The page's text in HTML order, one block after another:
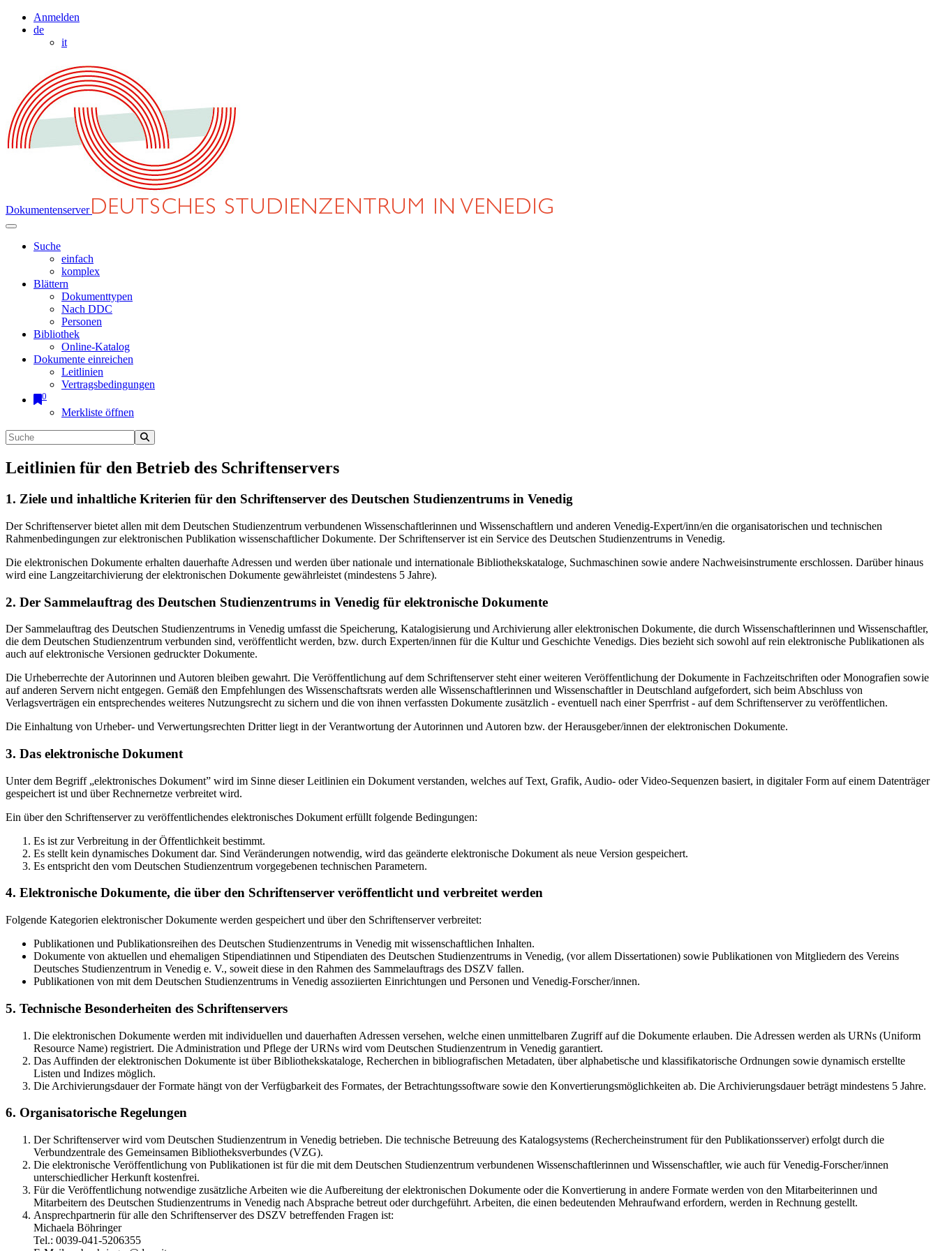
Anmelden
de
it
Dokumentenserver
Suche
einfach
komplex
Blättern
Dokumenttypen
Nach DDC
Personen
Bibliothek
Online-Katalog
Dokumente einreichen
Leitlinien
Vertragsbedingungen
0
Merkliste öffnen
Leitlinien für den Betrieb des Schriftenservers
1. Ziele und inhaltliche Kriterien für den Schriftenserver des Deutschen Studienzentrums in Venedig
Der Schriftenserver bietet allen mit dem Deutschen Studienzentrum verbundenen Wissenschaftlerinnen und Wissenschaftlern und anderen Venedig-Expert/inn/en die organisatorischen und technischen
Rahmenbedingungen zur elektronischen Publikation wissenschaftlicher Dokumente. Der Schriftenserver ist ein Service des Deutschen Studienzentrums in Venedig.
Die elektronischen Dokumente erhalten dauerhafte Adressen und werden über nationale und internationale Bibliothekskataloge, Suchmaschinen sowie andere Nachweisinstrumente erschlossen. Darüber hinaus
wird eine Langzeitarchivierung der elektronischen Dokumente gewährleistet (mindestens 5 Jahre).
2. Der Sammelauftrag des Deutschen Studienzentrums in Venedig für elektronische Dokumente
Der Sammelauftrag des Deutschen Studienzentrums in Venedig umfasst die Speicherung, Katalogisierung und Archivierung aller elektronischen Dokumente, die durch Wissenschaftlerinnen und Wissenschaftler,
die dem Deutschen Studienzentrum verbunden sind, veröffentlicht werden, bzw. durch Experten/innen für die Kultur und Geschichte Venedigs. Dies bezieht sich sowohl auf rein elektronische Publikationen als
auch auf elektronische Versionen gedruckter Dokumente.
Die Urheberrechte der Autorinnen und Autoren bleiben gewahrt. Die Veröffentlichung auf dem Schriftenserver steht einer weiteren Veröffentlichung der Dokumente in Fachzeitschriften oder Monografien sowie
auf anderen Servern nicht entgegen. Gemäß den Empfehlungen des Wissenschaftsrats werden alle Wissenschaftlerinnen und Wissenschaftler in Deutschland aufgefordert, sich beim Abschluss von
Verlagsverträgen ein entsprechendes weiteres Nutzungsrecht zu sichern und die von ihnen verfassten Dokumente zusätzlich - eventuell nach einer Sperrfrist - auf dem Schriftenserver zu veröffentlichen.
Die Einhaltung von Urheber- und Verwertungsrechten Dritter liegt in der Verantwortung der Autorinnen und Autoren bzw. der Herausgeber/innen der elektronischen Dokumente.
3. Das elektronische Dokument
Unter dem Begriff „elektronisches Dokument” wird im Sinne dieser Leitlinien ein Dokument verstanden, welches auf Text, Grafik, Audio- oder Video-Sequenzen basiert, in digitaler Form auf einem Datenträger
gespeichert ist und über Rechnernetze verbreitet wird.
Ein über den Schriftenserver zu veröffentlichendes elektronisches Dokument erfüllt folgende Bedingungen:
Es ist zur Verbreitung in der Öffentlichkeit bestimmt.
Es stellt kein dynamisches Dokument dar. Sind Veränderungen notwendig, wird das geänderte elektronische Dokument als neue Version gespeichert.
Es entspricht den vom Deutschen Studienzentrum vorgegebenen technischen Parametern.
4. Elektronische Dokumente, die über den Schriftenserver veröffentlicht und verbreitet werden
Folgende Kategorien elektronischer Dokumente werden gespeichert und über den Schriftenserver verbreitet:
Publikationen und Publikationsreihen des Deutschen Studienzentrums in Venedig mit wissenschaftlichen Inhalten.
Dokumente von aktuellen und ehemaligen Stipendiatinnen und Stipendiaten des Deutschen Studienzentrums in Venedig, (vor allem Dissertationen) sowie Publikationen von Mitgliedern des Vereins
Deutsches Studienzentrum in Venedig e. V., soweit diese in den Rahmen des Sammelauftrags des DSZV fallen.
Publikationen von mit dem Deutschen Studienzentrums in Venedig assoziierten Einrichtungen und Personen und Venedig-Forscher/innen.
5. Technische Besonderheiten des Schriftenservers
Die elektronischen Dokumente werden mit individuellen und dauerhaften Adressen versehen, welche einen unmittelbaren Zugriff auf die Dokumente erlauben. Die Adressen werden als URNs (Uniform
Resource Name) registriert. Die Administration und Pflege der URNs wird vom Deutschen Studienzentrum in Venedig garantiert.
Das Auffinden der elektronischen Dokumente ist über Bibliothekskataloge, Recherchen in bibliografischen Metadaten, über alphabetische und klassifikatorische Ordnungen sowie dynamisch erstellte
Listen und Indizes möglich.
Die Archivierungsdauer der Formate hängt von der Verfügbarkeit des Formates, der Betrachtungssoftware sowie den Konvertierungsmöglichkeiten ab. Die Archivierungsdauer beträgt mindestens 5 Jahre.
6. Organisatorische Regelungen
Der Schriftenserver wird vom Deutschen Studienzentrum in Venedig betrieben. Die technische Betreuung des Katalogsystems (Rechercheinstrument für den Publikationsserver) erfolgt durch die
Verbundzentrale des Gemeinsamen Bibliotheksverbundes (VZG).
Die elektronische Veröffentlichung von Publikationen ist für die mit dem Deutschen Studienzentrum verbundenen Wissenschaftlerinnen und Wissenschaftler, wie auch für Venedig-Forscher/innen
unterschiedlicher Herkunft kostenfrei.
Für die Veröffentlichung notwendige zusätzliche Arbeiten wie die Aufbereitung der elektronischen Dokumente oder die Konvertierung in andere Formate werden von den Mitarbeiterinnen und
Mitarbeitern des Deutschen Studienzentrums in Venedig nach Absprache betreut oder durchgeführt. Arbeiten, die einen bedeutenden Mehraufwand erfordern, werden in Rechnung gestellt.
Ansprechpartnerin für alle den Schriftenserver des DSZV betreffenden Fragen ist:
Michaela Böhringer
Tel.: 0039-041-5206355